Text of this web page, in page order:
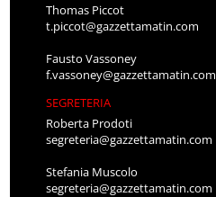
Thomas Piccot
t.piccot@gazzettamatin.com
Fausto Vassoney
f.vassoney@gazzettamatin.com
SEGRETERIA
Roberta Prodoti
segreteria@gazzettamatin.com
Stefania Muscolo
segreteria@gazzettamatin.com